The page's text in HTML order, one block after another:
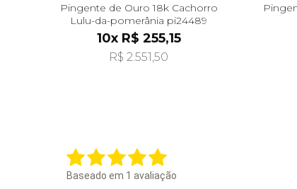
Pingente de Ouro 18k Cachorro
Lulu-da-pomerânia pi24489
10x R$ 255,15
R$ 2.551,50
Baseado em 1 avaliação